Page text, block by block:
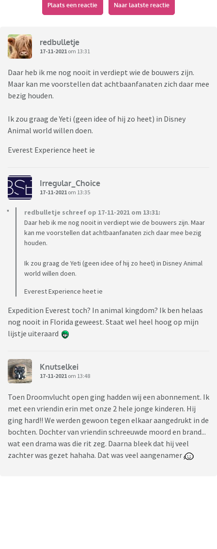
Plaats een reactie Naar laatste reactie
redbulletje
17-11-2021 om 13:31
Daar heb ik me nog nooit in verdiept wie de bouwers zijn.
Maar kan me voorstellen dat achtbaanfanaten zich daar mee
bezig houden.
Ik zou graag de Yeti (geen idee of hij zo heet) in Disney
Animal world willen doen.
Everest Experience heet ie
Irregular_Choice
17-11-2021 om 13:35
redbulletje schreef op 17-11-2021 om 13:31:
Daar heb ik me nog nooit in verdiept wie de bouwers zijn. Maar
kan me voorstellen dat achtbaanfanaten zich daar mee bezig
houden.
Ik zou graag de Yeti (geen idee of hij zo heet) in Disney Animal
world willen doen.
Everest Experience heet ie
Expedition Everest toch? In animal kingdom? Ik ben helaas
nog nooit in Florida geweest. Staat wel heel hoog op mijn
lijstje uiteraard
Knutselkei
17-11-2021 om 13:48
Toen Droomvlucht open ging hadden wij een abonnement. Ik
met een vriendin erin met onze 2 hele jonge kinderen. Hij
ging hard!! We werden gewoon tegen elkaar aangedrukt in de
bochten. Dochter van vriendin schreeuwde moord en brand...
wat een drama was die rit zeg. Daarna bleek dat hij veel
zachter was gezet hahaha. Dat was veel aangenamer